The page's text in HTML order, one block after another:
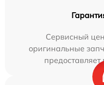
Сервисный
оригинальные